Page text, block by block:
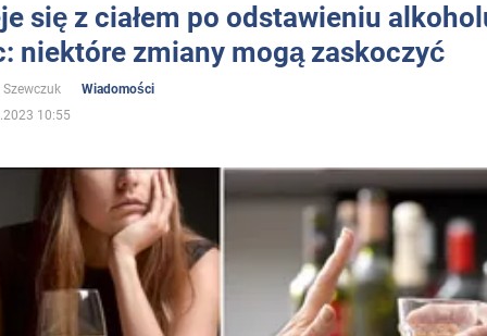
Ukrainie
się z ciałem po odstawieniu
niektóre zmiany mogą zaskoczyć
Szewczuk
Wiadomości
10:55